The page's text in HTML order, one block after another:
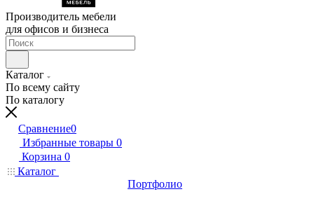
Производитель мебели
для офисов и бизнеса
Каталог
По всему сайту
По каталогу
Сравнение0
Избранные товары 0
Корзина 0
Каталог
Портфолио